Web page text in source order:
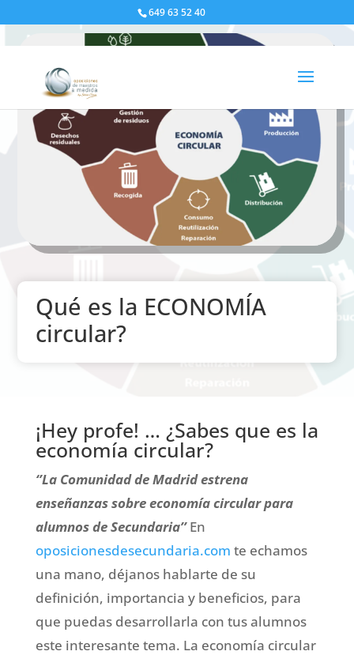
649 63 52 40
Qué es la ECONOMÍA
circular?
¡Hey profe! … ¿Sabes que es la
economía circular?
‘’La Comunidad de Madrid estrena
enseñanzas sobre economía circular para
alumnos de Secundaria’’En
oposicionesdesecundaria.com te echamos
una mano, déjanos hablarte de su
definición, importancia y beneficios, para
que puedas desarrollarla con tus alumnos
este interesante tema. La economía circular